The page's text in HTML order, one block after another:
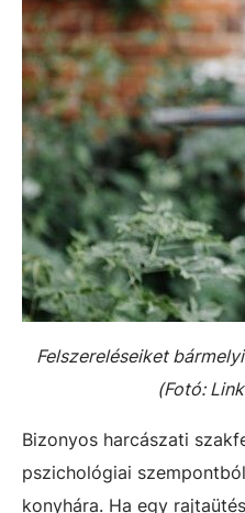
Felszereléseiket
(Fotó:
Bizonyos harcászati
pszichológiai
konyhára. Ha egy